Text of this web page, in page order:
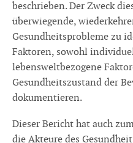
Français
beschrieben. Der Zweck
überwiegende,
Gesundheitsprobleme zu
Faktoren, sowohl
lebensweltbezogene
Gesundheitszustand der
dokumentieren.
Dieser Bericht hat auch
die Akteure des